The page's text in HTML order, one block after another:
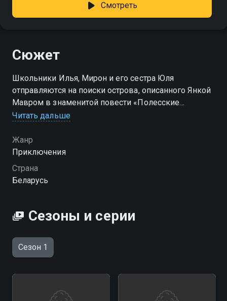
Смотреть
Сюжет
Школьники Илья, Мирон и его сестра Юля
отправляются на поиски острова, описанного Янкой
Мавром в знаменитой повести «Полесские
робинзоны». В те же края отправляется и охотник за
Владленович становится проводником «черного
копателя» в полесских болотах...
Читать дальше
Жанр
Приключения
Страна
Беларусь
Сезоны и серии
Сезон 1